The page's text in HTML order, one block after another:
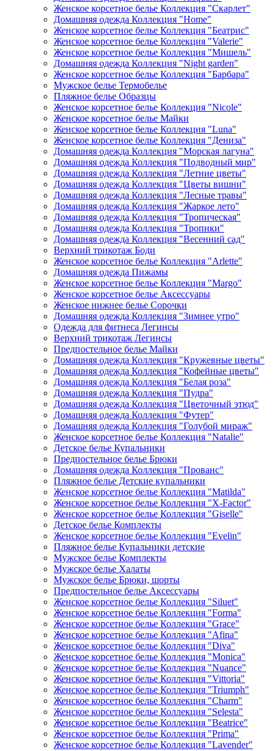
Женское корсетное белье Коллекция "Скарлет"
Домашняя одежда Коллекция "Home"
Женское корсетное белье Коллекция "Беатрис"
Женское корсетное белье Коллекция "Valerie"
Женское корсетное белье Коллекция "Мишель"
Домашняя одежда Коллекция "Night garden"
Женское корсетное белье Коллекция "Барбара"
Мужское белье Термобелье
Пляжное белье Образцы
Женское корсетное белье Коллекция "Nicole"
Женское корсетное белье Майки
Женское корсетное белье Коллекция "Luna"
Женское корсетное белье Коллекция "Дениза"
Домашняя одежда Коллекция "Морская лагуна"
Домашняя одежда Коллекция "Подводный мир"
Домашняя одежда Коллекция "Летние цветы"
Домашняя одежда Коллекция "Цветы вишни"
Домашняя одежда Коллекция "Лесные травы"
Домашняя одежда Коллекция "Жаркое лето"
Домашняя одежда Коллекция "Тропическая"
Домашняя одежда Коллекция "Тропики"
Домашняя одежда Коллекция "Весенний сад"
Верхний трикотаж Боди
Женское корсетное белье Коллекция "Arlette"
Домашняя одежда Пижамы
Женское корсетное белье Коллекция "Margo"
Женское корсетное белье Аксессуары
Женское нижнее белье Сорочки
Домашняя одежда Коллекция "Зимнее утро"
Одежда для фитнеса Легинсы
Верхний трикотаж Легинсы
Предпостельное белье Майки
Домашняя одежда Коллекция "Кружевные цветы"
Домашняя одежда Коллекция "Кофейные цветы"
Домашняя одежда Коллекция "Белая роза"
Домашняя одежда Коллекция "Пудра"
Домашняя одежда Коллекция "Цветочный этюд"
Домашняя одежда Коллекция "Футер"
Домашняя одежда Коллекция "Голубой мираж"
Женское корсетное белье Коллекция "Natalie"
Детское белье Купальники
Предпостельное белье Брюки
Домашняя одежда Коллекция "Прованс"
Пляжное белье Детские купальники
Женское корсетное белье Коллекция "Matilda"
Женское корсетное белье Коллекция "X-Factor"
Женское корсетное белье Коллекция "Giselle"
Детское белье Комплекты
Женское корсетное белье Коллекция "Evelin"
Пляжное белье Купальники детские
Мужское белье Комплекты
Мужское белье Халаты
Мужское белье Брюки, шорты
Предпостельное белье Аксессуары
Женское корсетное белье Коллекция "Siluet"
Женское корсетное белье Коллекция "Forma"
Женское корсетное белье Коллекция "Grace"
Женское корсетное белье Коллекция "Afina"
Женское корсетное белье Коллекция "Diva"
Женское корсетное белье Коллекция "Monica"
Женское корсетное белье Коллекция "Nuance"
Женское корсетное белье Коллекция "Vittoria"
Женское корсетное белье Коллекция "Triumph"
Женское корсетное белье Коллекция "Charm"
Женское корсетное белье Коллекция "Selesta"
Женское корсетное белье Коллекция "Beatrice"
Женское корсетное белье Коллекция "Prima"
Женское корсетное белье Коллекция "Lavender"